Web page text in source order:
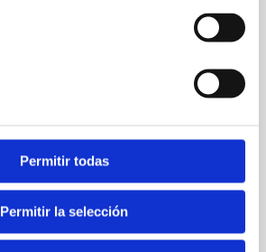
Permitir todas
Permitir la selección